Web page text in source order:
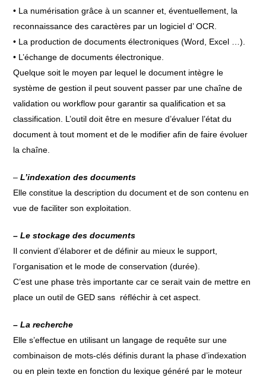
• La numérisation grâce à un scanner et, éventuellement, la
reconnaissance des caractères par un logiciel d’ OCR.
• La production de documents électroniques (Word, Excel …).
• L’échange de documents électronique.
Quelque soit le moyen par lequel le document intègre le
système de gestion il peut souvent passer par une chaîne de
validation ou workflow pour garantir sa qualification et sa
classification. L’outil doit être en mesure d’évaluer l’état du
document à tout moment et de le modifier afin de faire évoluer
la chaîne.
–L’indexation des documents
Elle constitue la description du document et de son contenu en
vue de faciliter son exploitation.
– Le stockage des documents
Il convient d’élaborer et de définir au mieux le support,
l’organisation et le mode de conservation (durée).
C’est une phase très importante car ce serait vain de mettre en
place un outil de GED sans réfléchir à cet aspect.
– La recherche
Elle s’effectue en utilisant un langage de requête sur une
combinaison de mots-clés définis durant la phase d’indexation
ou en plein texte en fonction du lexique généré par le moteur